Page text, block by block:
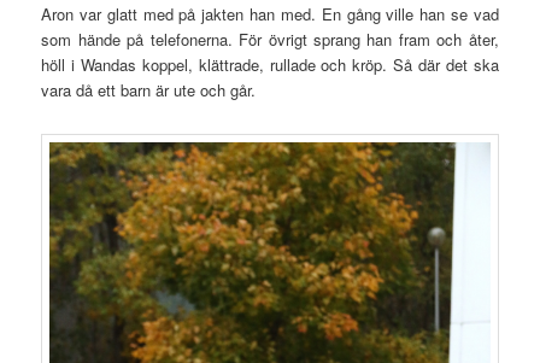
Aron var glatt med på jakten han med. En gång ville han se vad
som hände på telefonerna. För övrigt sprang han fram och åter,
höll i Wandas koppel, klättrade, rullade och kröp. Så där det ska
vara då ett barn är ute och går.